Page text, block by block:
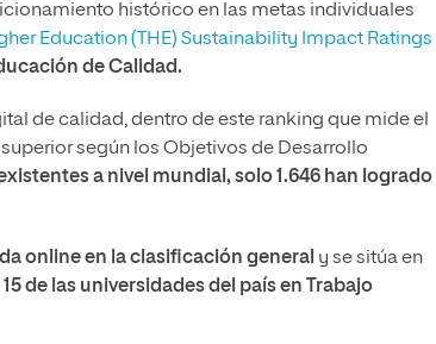
histórico en las metas individuales
Education (THE) Sustainability Impact Ratings
de Calidad.
de calidad, dentro de este ranking que mide el
según los Objetivos de Desarrollo
a nivel mundial, solo 1.646 han logrado
online en la clasificación general y se sitúa en
15 de las universidades del país en Trabajo